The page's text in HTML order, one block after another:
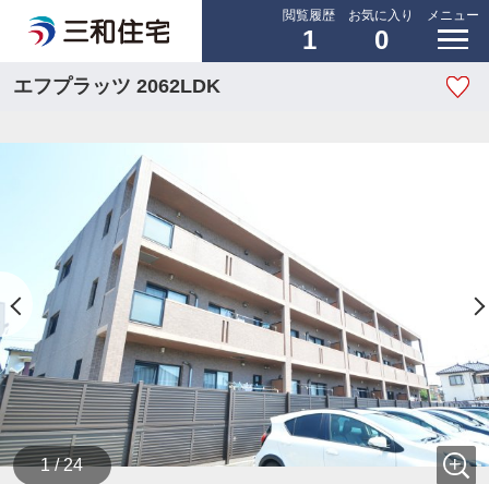
閲覧履歴
1
お気に入り
0
メニュー
エフプラッツ 2062LDK
1 / 24